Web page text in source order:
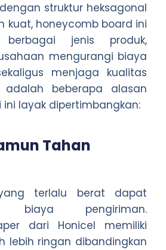
struktur heksagonal
kuat, honeycomb board ini
jenis produk,
mengurangi biaya
menjaga kualitas
adalah beberapa alasan
layak dipertimbangkan:
Tahan
terlalu berat dapat
biaya pengiriman.
dari Honicel memiliki
lebih ringan dibandingkan